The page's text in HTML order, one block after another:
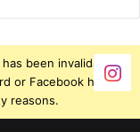
been invalidated
or Facebook has
reasons.